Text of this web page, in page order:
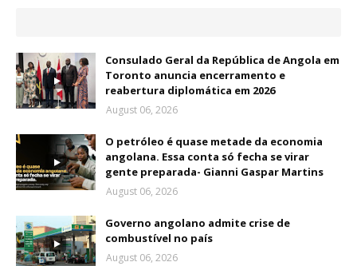
Consulado Geral da República de Angola em
Toronto anuncia encerramento e
reabertura diplomática em 2026
August 06, 2026
O petróleo é quase metade da economia
angolana. Essa conta só fecha se virar
gente preparada- Gianni Gaspar Martins
August 06, 2026
Governo angolano admite crise de
combustível no país
August 06, 2026